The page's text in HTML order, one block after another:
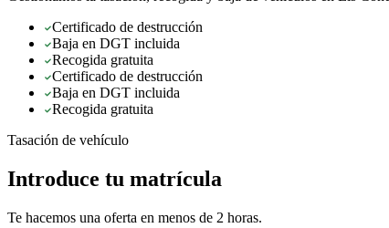
Certificado de destrucción
Baja en DGT incluida
Recogida gratuita
Certificado de destrucción
Baja en DGT incluida
Recogida gratuita
Tasación de vehículo
Introduce tu matrícula
Te hacemos una oferta en menos de 2 horas.